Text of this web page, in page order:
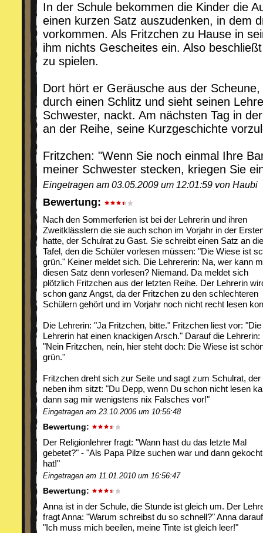
In der Schule bekommen die Kinder die
einen kurzen Satz auszudenken, in dem
vorkommen. Als Fritzchen zu Hause in
ihm nichts Gescheites ein. Also
zu spielen.
Dort hört er Geräusche aus der
durch einen Schlitz und sieht seinen
Schwester, nackt. Am nächsten Tag in
an der Reihe, seine Kurzgeschichte
Fritzchen: "Wenn Sie noch einmal Ihre
meiner Schwester stecken, kriegen Sie
Eingetragen am 03.05.2009 um 12:01:59 von Haubi
Bewertung:
Nach den Sommerferien ist bei der Lehrerin und ihren
Zweitklässlern die sie auch schon im Vorjahr in der
hatte, der Schulrat zu Gast. Sie schreibt einen Satz an die
Tafel, den die Schüler vorlesen müssen: "Die Wiese ist
grün." Keiner meldet sich. Die Lehrererin: Na, wer kann
diesen Satz denn vorlesen? Niemand. Da meldet sich
plötzlich Fritzchen aus der letzten Reihe. Der Lehrerin
schon ganz Angst, da der Fritzchen zu den schlechteren
Schülern gehört und im Vorjahr noch nicht recht lesen
Die Lehrerin: "Ja Fritzchen, bitte." Fritzchen liest vor: "Die
Lehrerin hat einen knackigen Arsch." Darauf die Lehrerin:
"Nein Fritzchen, nein, hier steht doch: Die Wiese ist
grün."
Fritzchen dreht sich zur Seite und sagt zum Schulrat, der
neben ihm sitzt: "Du Depp, wenn Du schon nicht lesen
dann sag mir wenigstens nix Falsches vor!"
Eingetragen am 23.10.2006 um 10:56:48
Bewertung:
Der Religionlehrer fragt: "Wann hast du das letzte Mal
gebetet?" - "Als Papa Pilze suchen war und dann gekocht
hat!"
Eingetragen am 11.01.2010 um 16:56:47
Bewertung:
Anna ist in der Schule, die Stunde ist gleich um. Der
fragt Anna: "Warum schreibst du so schnell?" Anna
"Ich muss mich beeilen, meine Tinte ist gleich leer!"